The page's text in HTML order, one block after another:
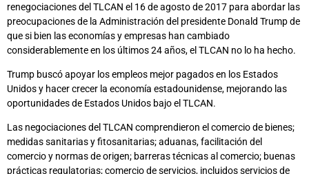
renegociaciones del TLCAN el 16 de agosto de 2017 para abordar las
preocupaciones de la Administración del presidente Donald Trump de
que si bien las economías y empresas han cambiado
considerablemente en los últimos 24 años, el TLCAN no lo ha hecho.
Trump buscó apoyar los empleos mejor pagados en los Estados
Unidos y hacer crecer la economía estadounidense, mejorando las
oportunidades de Estados Unidos bajo el TLCAN.
Las negociaciones del TLCAN comprendieron el comercio de bienes;
medidas sanitarias y fitosanitarias; aduanas, facilitación del
comercio y normas de origen; barreras técnicas al comercio; buenas
prácticas regulatorias; comercio de servicios, incluidos servicios de